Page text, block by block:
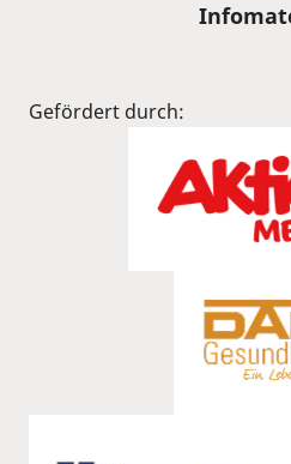
Gefördert durch: